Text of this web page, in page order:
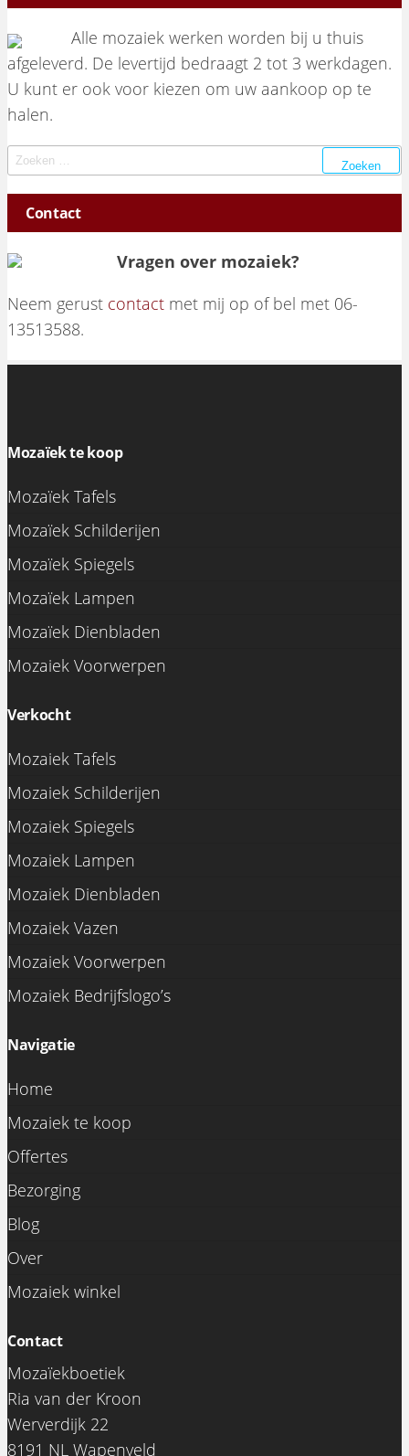
Alle mozaiek werken worden bij u thuis
afgeleverd. De levertijd bedraagt 2 tot 3 werkdagen.
U kunt er ook voor kiezen om uw aankoop op te
halen.
Zoeken naar:
Contact
Vragen over mozaiek?
Neem gerust contact met mij op of bel met 06-
13513588.
Mozaïek te koop
Mozaïek Tafels
Mozaïek Schilderijen
Mozaïek Spiegels
Mozaïek Lampen
Mozaïek Dienbladen
Mozaiek Voorwerpen
Verkocht
Mozaiek Tafels
Mozaiek Schilderijen
Mozaiek Spiegels
Mozaiek Lampen
Mozaiek Dienbladen
Mozaiek Vazen
Mozaiek Voorwerpen
Mozaiek Bedrijfslogo’s
Navigatie
Home
Mozaiek te koop
Offertes
Bezorging
Blog
Over
Mozaiek winkel
Contact
Mozaïekboetiek
Ria van der Kroon
Werverdijk 22
8191 NL Wapenveld